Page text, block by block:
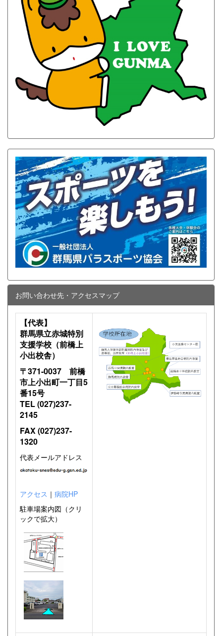
お問い合わせ先・アクセスマップ
【代表】
群馬県立赤城特別
支援学校（前橋上
小出校舎）
〒371-0037 前橋
市上小出町一丁目5
番15号
TEL (027)237-
2145
FAX (027)237-
1320
代表メールアドレス
アクセス ｜ 病院HP
駐車場案内図（クリ
ックで拡大）